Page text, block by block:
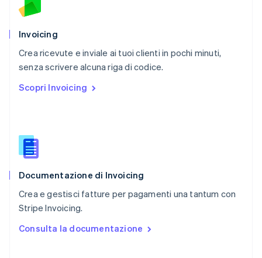
Invoicing
Crea ricevute e inviale ai tuoi clienti in pochi minuti,
senza scrivere alcuna riga di codice.
Scopri Invoicing
Documentazione di Invoicing
Crea e gestisci fatture per pagamenti una tantum con
Stripe Invoicing.
Consulta la documentazione
Portogallo
RAS di Hong Kong, Cina
English
Regno Unito
English
English
English
Slovacchia
Slovenia
Spagna
EspañolEnglish
English Español简体中文